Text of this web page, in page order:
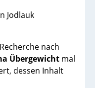
Jodlauk
nach
Übergewicht mal
dessen Inhalt